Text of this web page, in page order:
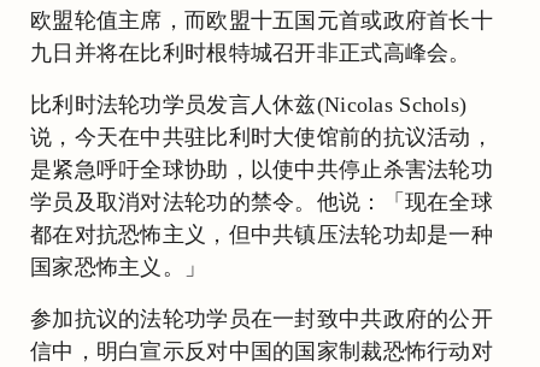
欧盟轮值主席，而欧盟十五国元首或政府首长十
九日并将在比利时根特城召开非正式高峰会。
比利时法轮功学员发言人休兹(Nicolas Schols)
说，今天在中共驻比利时大使馆前的抗议活动，
是紧急呼吁全球协助，以使中共停止杀害法轮功
学员及取消对法轮功的禁令。他说：「现在全球
都在对抗恐怖主义，但中共镇压法轮功却是一种
国家恐怖主义。」
参加抗议的法轮功学员在一封致中共政府的公开
信中，明白宣示反对中国的国家制裁恐怖行动对